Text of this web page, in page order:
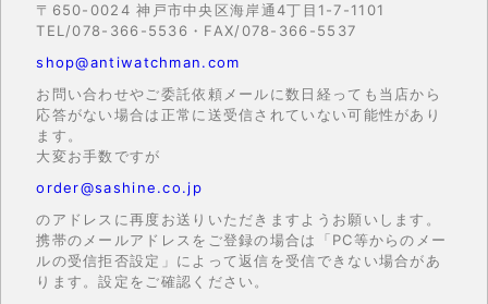
〒650-0024 神戸市中央区海岸通4丁目1-7-1101
TEL/078-366-5536・FAX/078-366-5537
shop@antiwatchman.com
お問い合わせやご委託依頼メールに数日経っても当店から
応答がない場合は正常に送受信されていない可能性があり
ます。
大変お手数ですが
order@sashine.co.jp
のアドレスに再度お送りいただきますようお願いします。
携帯のメールアドレスをご登録の場合は「PC等からのメー
ルの受信拒否設定」によって返信を受信できない場合があ
ります。設定をご確認ください。